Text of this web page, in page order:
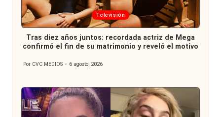
Publicada
en
Televisión
Tras diez años juntos: recordada actriz de Mega
confirmó el fin de su matrimonio y reveló el motivo
Publicado
Por CVC MEDIOS 6 agosto, 2026